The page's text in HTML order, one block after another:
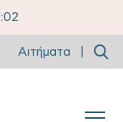
Αιτήματα